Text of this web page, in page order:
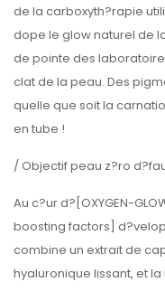
de la carboxyth?rapie
dope le glow naturel de
de pointe des
clat de la peau. Des
quelle que soit la
en tube !
/ Objectif peau z?ro
Au c?ur d?[OXYGEN-
boosting factors]
combine un extrait de
hyaluronique lissant, et